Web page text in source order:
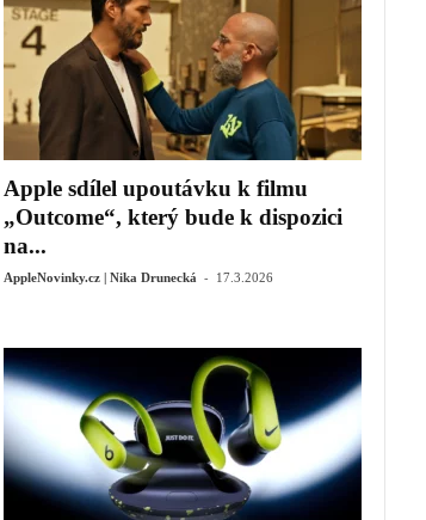
Apple sdílel upoutávku k filmu
„Outcome“, který bude k dispozici
na...
AppleNovinky.cz | Nika Drunecká - 17.3.2026